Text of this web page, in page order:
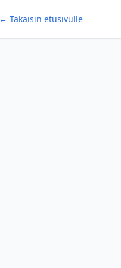
← Takaisin etusivulle